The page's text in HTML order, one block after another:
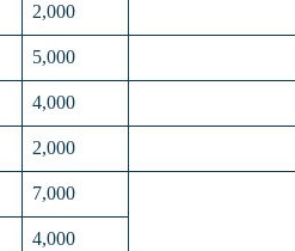
2,000
5,000
4,000
2,000
7,000
4,000